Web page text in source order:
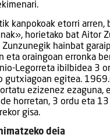
kanpokoak etorri arren,
horietako bat Aitor
Zunzunegik hainbat
eta oraingoan erronka
Legorreta ibilbidea 3
gutxiagoan egitea.
ezizenez ezaguna,
horretan, 3 ordu eta
gisa.
deia